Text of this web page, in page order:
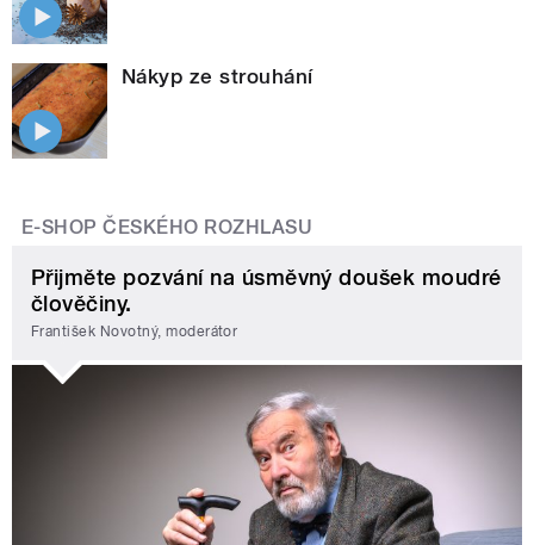
Nákyp ze strouhání
E-SHOP ČESKÉHO ROZHLASU
Přijměte pozvání na úsměvný doušek moudré
člověčiny.
František Novotný, moderátor